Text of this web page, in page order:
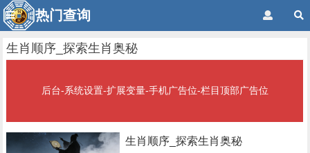
热门查询
生肖顺序_探索生肖奥秘
后台-系统设置-扩展变量-手机广告位-栏目顶部广告位
生肖顺序_探索生肖奥秘